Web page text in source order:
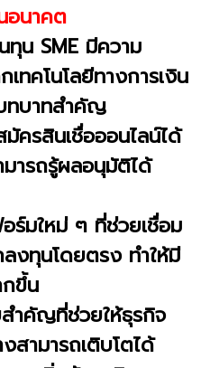
อนาคต
ทุน SME มีความ
ทคโนโลยีทางการเงิน
ทบาทสำคัญ
ครสินเชื่อออนไลน์ได้
ารถรู้ผลอนุมัติได้
มใหม่ ๆ ที่ช่วยเชื่อม
งทุนโดยตรง ทำให้มี
กขึ้น
ำคัญที่ช่วยให้ธุรกิจ
สามารถเติบโตได้